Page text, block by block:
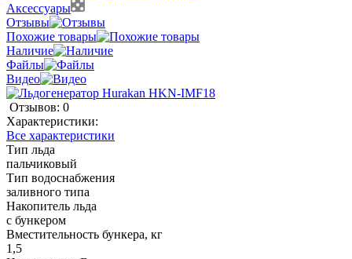
Аксессуары
Отзывы
Похожие товары
Наличие
Файлы
Видео
Отзывов: 0
Характеристики:
Все характеристики
Тип льда
пальчиковый
Тип водоснабжения
заливного типа
Накопитель льда
с бункером
Вместительность бункера, кг
1,5